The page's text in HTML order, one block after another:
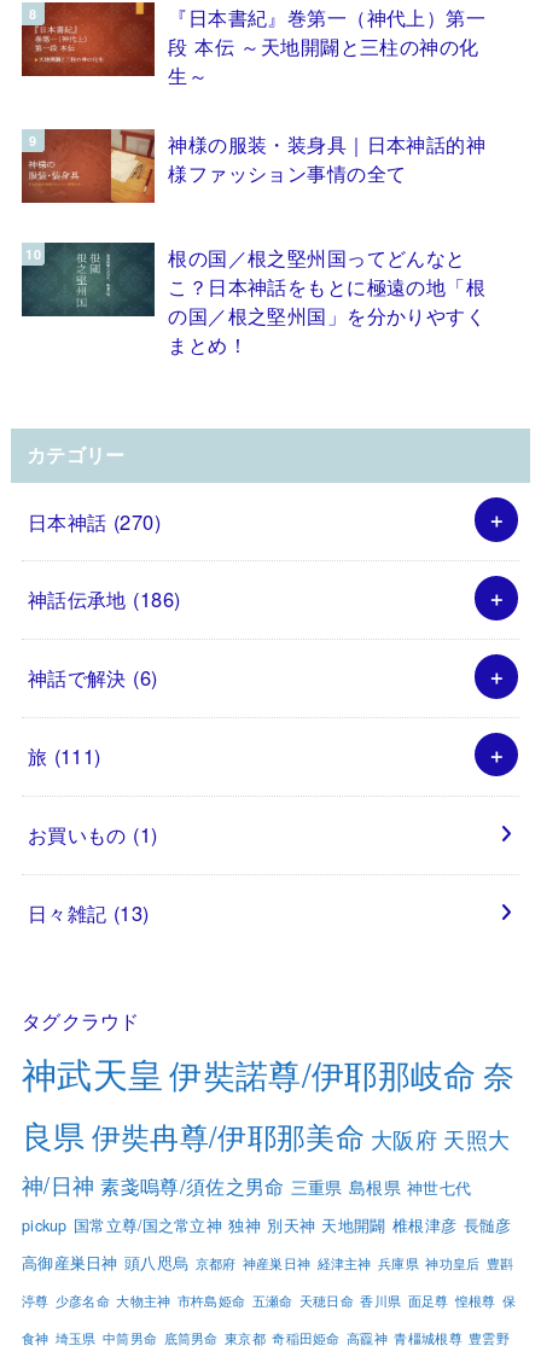
『日本書紀』巻第一（神代上）第一
段 本伝 ～天地開闢と三柱の神の化
生～
神様の服装・装身具｜日本神話的神
様ファッション事情の全て
根の国／根之堅州国ってどんなと
こ？日本神話をもとに極遠の地「根
の国／根之堅州国」を分かりやすく
まとめ！
カテゴリー
日本神話 (270)
神話伝承地 (186)
神話で解決 (6)
旅 (111)
お買いもの (1)
日々雑記 (13)
タグクラウド
神武天皇 伊奘諾尊/伊耶那岐命 奈
良県 伊奘冉尊/伊耶那美命 大阪府 天照大
神/日神 素戔嗚尊/須佐之男命 三重県 島根県 神世七代
pickup 国常立尊/国之常立神 独神 別天神 天地開闢 椎根津彦 長髄彦
高御産巣日神 頭八咫烏 京都府 神産巣日神 経津主神 兵庫県 神功皇后 豊斟
渟尊 少彦名命 大物主神 市杵島姫命 五瀬命 天穂日命 香川県 面足尊 惶根尊 保
食神 埼玉県 中筒男命 底筒男命 東京都 奇稲田姫命 高龗神 青橿城根尊 豊雲野